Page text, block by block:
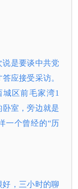
是要谈中共党
应接受采访。
区前毛家湾1
室，旁边就是
一个曾经的“历
，三小时的聊